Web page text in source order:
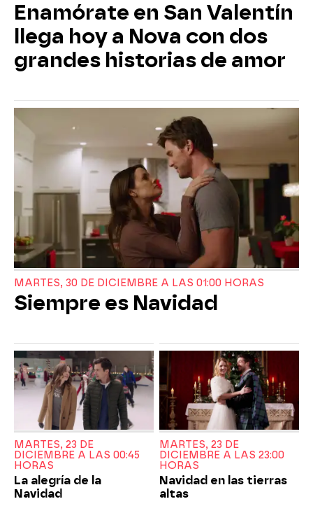
Enamórate en San Valentín
llega hoy a Nova con dos
grandes historias de amor
MARTES, 30 DE DICIEMBRE A LAS 01:00 HORAS
Siempre es Navidad
MARTES, 23 DE
DICIEMBRE A LAS 00:45
HORAS
La alegría de la
Navidad
MARTES, 23 DE
DICIEMBRE A LAS 23:00
HORAS
Navidad en las tierras
altas